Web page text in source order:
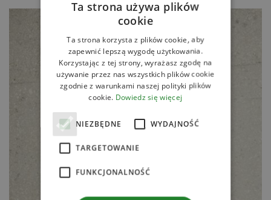
Ta strona używa plików
cookie
Ta strona korzysta z plików cookie, aby
zapewnić lepszą wygodę użytkowania.
Korzystając z tej strony, wyrażasz zgodę na
używanie przez nas wszystkich plików cookie
zgodnie z warunkami naszej polityki plików
cookie. Dowiedz się więcej
NIEZBĘDNE WYDAJNOŚĆ
TARGETOWANIE
FUNKCJONALNOŚĆ